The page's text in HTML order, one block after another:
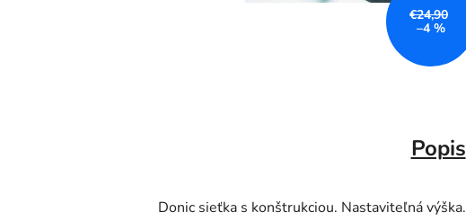
€24,90
–4 %
Popis
Donic sieťka s konštrukciou. Nastaviteľná výška.